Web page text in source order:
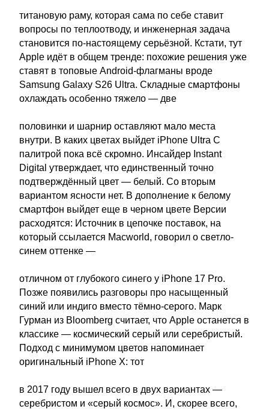
титановую раму, которая сама по себе ставит
вопросы по теплоотводу, и инженерная задача
становится по-настоящему серьёзной. Кстати, тут
Apple идёт в общем тренде: похожие решения уже
ставят в топовые Android-флагманы вроде
Samsung Galaxy S26 Ultra. Складные смартфоны
охлаждать особенно тяжело — две
половинки и шарнир оставляют мало места
внутри. В каких цветах выйдет iPhone Ultra С
палитрой пока всё скромно. Инсайдер Instant
Digital утверждает, что единственный точно
подтверждённый цвет — белый. Со вторым
вариантом ясности нет. В дополнение к белому
смартфон выйдет еще в черном цвете Версии
расходятся: Источник в цепочке поставок, на
который ссылается Macworld, говорил о светло-
синем оттенке —
отличном от глубокого синего у iPhone 17 Pro.
Позже появились разговоры про насыщенный
синий или индиго вместо тёмно-серого. Марк
Гурман из Bloomberg считает, что Apple останется в
классике — космический серый или серебристый.
Подход с минимумом цветов напоминает
оригинальный iPhone X: тот
в 2017 году вышел всего в двух вариантах —
серебристом и «серый космос». И, скорее всего,